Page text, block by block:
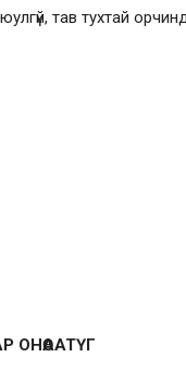
тав тухтай
ОНӨААТҮГ